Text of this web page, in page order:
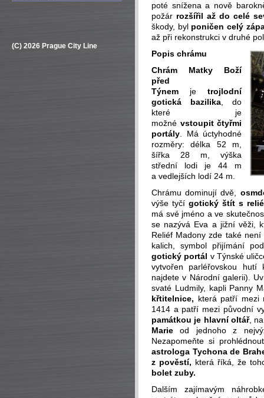
(C) 2026 Prague City Line
poté snížena a nově
požár rozšířil až do celé
škody, byl poničen celý
až při rekonstrukci v druhé
Popis chrámu
Chrám Matky Boží
před
Týnem je trojlodní
gotická bazilika , do
které je
možné vstoupit čtyřmi
portály . Má úctyhodné
rozměry: délka 52 m,
šířka 28 m, výška
střední lodi je 44 m
a vedlejších lodí 24 m.
Chrámu dominují dvě,
výše tyčí gotický štít s
má své jméno a ve
se nazývá Eva a jižní věži,
Reliéf Madony zde také
kalich, symbol přijímání
gotický portál v Týnské
vytvořen parléřovskou
najdete v Národní galerii).
svaté Ludmily, kapli Panny
křtitelnice, která patří mezi
1414 a patří mezi původní
památkou je hlavní oltář,
Marie od jednoho z
Nezapomeňte si
astrologa Tychona de
z pověstí, která říká, že
bolet zuby.
Dalším zajímavým